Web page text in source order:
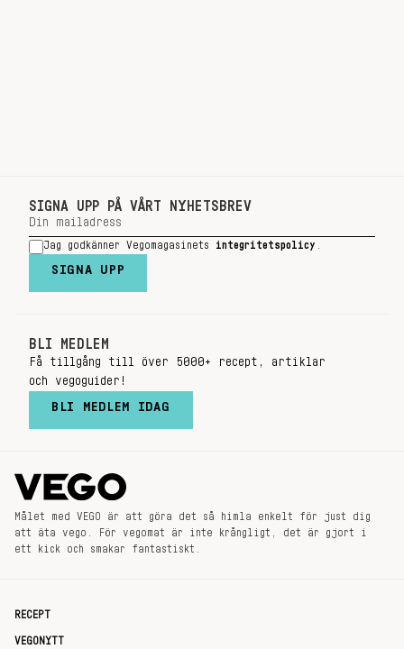
SIGNA UPP PÅ VÅRT NYHETSBREV
Jag godkänner Vegomagasinets integritetspolicy
SIGNA UPP
BLI MEDLEM
Få tillgång till över 5000+ recept, artiklar
och vegoguider!
BLI MEDLEM IDAG
Målet med VEGO är att göra det så himla enkelt för just dig
att äta vego. För vegomat är inte krångligt, det är gjort i
ett kick och smakar fantastiskt.
RECEPT
VEGONYTT